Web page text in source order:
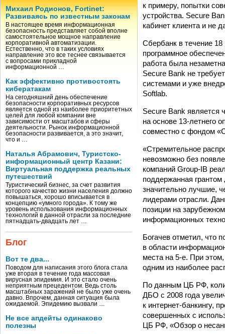
Михаил Родионов, Fortinet:
Развиваясь по известным законам
В настоящее время информационная
безопасность представляет собой вполне
самостоятельное мощное направление
корпоративной автоматизации.
Естественно, что в таких условиях
направление это все теснее связывается
с вопросами прикладной
информационной …
Как эффективно противостоять
кибератакам
На сегодняшний день обеспечение
безопасности корпоративных ресурсов
является одной из наиболее приоритетных
целей для любой компании вне
зависимости от масштабов и сферы
деятельности. Рынок информационной
безопасности развивается, а это значит,
что и …
Наталья Абрамович, Туристско-
информационный центр Казани:
Виртуальная поддержка реальных
путешествий
Туристический бизнес, за счет развития
которого качество жизни населения должно
повышаться, хорошо вписывается в
концепцию «умного города». К тому же
уровень использования информационных
технологий в данной отрасли за последние
пятнадцать-двадцать лет …
Блог
Вот те два...
Поводом для написания этого блога стала
уже вторая в течение года массовая
вирусная эпидемия. И это стало очень
неприятным прецедентом. Ведь столь
масштабных заражений не было уже очень
давно. Впрочем, данная ситуация была
ожидаемой. Эпидемию вызвали …
Не все апдейты одинаково
полезны
к примеру, попытки
устройства. Secure
кабинет клиента и не
Сбербанк в течение
программное
работа была
Secure Bank не
системами и уже
Softlab.
Secure Bank является
на основе 13-летнего
совместно с фондом
«Стремительное
невозможно без
компаний Group-IB
поддержанная грантом
значительно лучшие,
лидерами отрасли.
позиции на
информационных
Богачев отметил, что
в области
места на 5-е. При
одним из наиболее
По данным ЦБ РФ,
ДБО с 2008 года
к интернет-банкингу,
совершенных с
ЦБ РФ, «Обзор о